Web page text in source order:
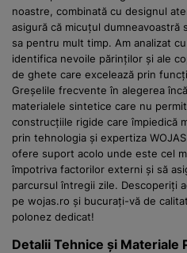
noastre, combinată cu designul
asigură că micuțul dumneavoastră
sa pentru mult timp. Am analizat
identifica nevoile părinților și ale
de ghete care excelează prin
Greșelile frecvente în alegerea
materialele sintetice care nu
construcțiile rigide care împiedică
prin tehnologia și expertiza
ofere suport acolo unde este cel
împotriva factorilor externi și să
parcursul întregii zile. Descoperiți
pe wojas.ro și bucurați-vă de
polonez dedicat!
Detalii Tehnice și Materiale